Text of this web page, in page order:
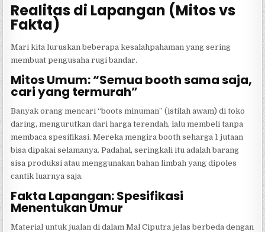
Realitas di Lapangan (Mitos vs
Fakta)
Mari kita luruskan beberapa kesalahpahaman yang sering
membuat pengusaha rugi bandar.
Mitos Umum: “Semua booth sama saja,
cari yang termurah”
Banyak orang mencari “boots minuman” (istilah awam) di toko
daring, mengurutkan dari harga terendah, lalu membeli tanpa
membaca spesifikasi. Mereka mengira booth seharga 1 jutaan
bisa dipakai selamanya. Padahal, seringkali itu adalah barang
sisa produksi atau menggunakan bahan limbah yang dipoles
cantik luarnya saja.
Fakta Lapangan: Spesifikasi
Menentukan Umur
Material untuk jualan di dalam Mal Ciputra jelas berbeda dengan